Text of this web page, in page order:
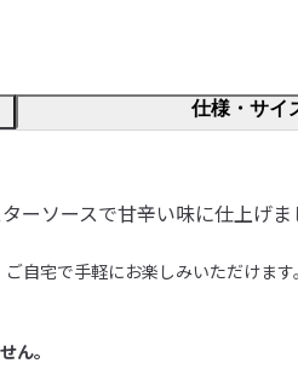
仕様・サイ
ソースで甘辛い味に仕上げま
自宅で手軽にお楽しみいただけます。
ん。